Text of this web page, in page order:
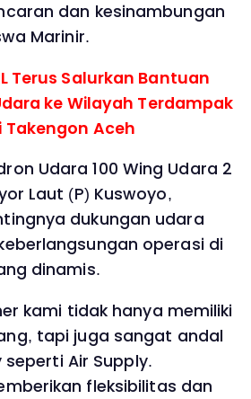
dan kesinambungan
Marinir.
Terus Salurkan Bantuan
ke Wilayah Terdampak
Takengon Aceh
Udara 100 Wing Udara 2
Laut (P) Kuswoyo,
dukungan udara
operasi di
dinamis.
kami tidak hanya memiliki
tapi juga sangat andal
Air Supply.
fleksibilitas dan